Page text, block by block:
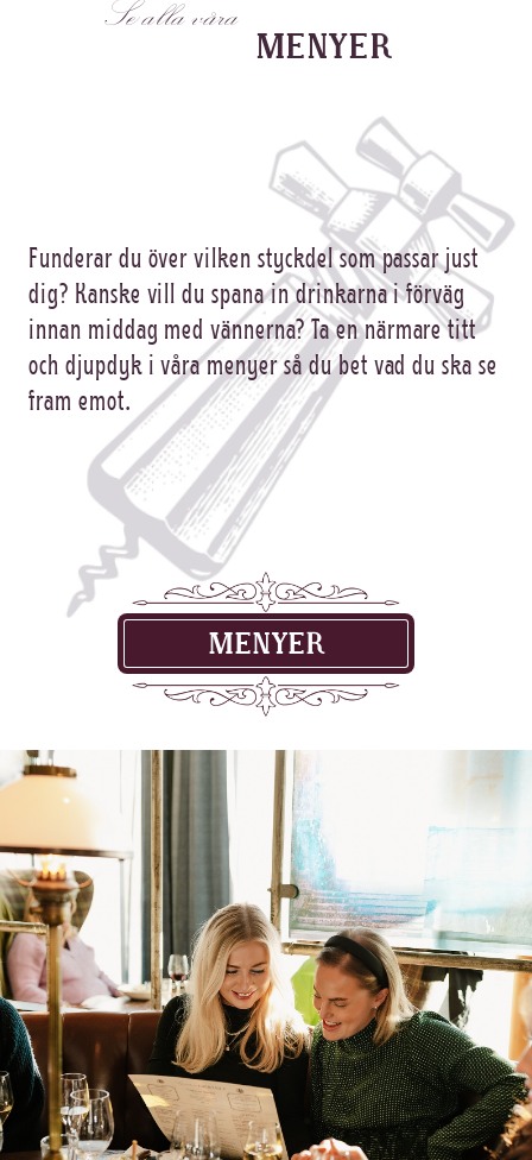
Se alla våra
MENYER
Funderar du över vilken styckdel som passar just
dig? Kanske vill du spana in drinkarna i förväg
innan middag med vännerna? Ta en närmare titt
och djupdyk i våra menyer så du bet vad du ska se
fram emot.
MENYER